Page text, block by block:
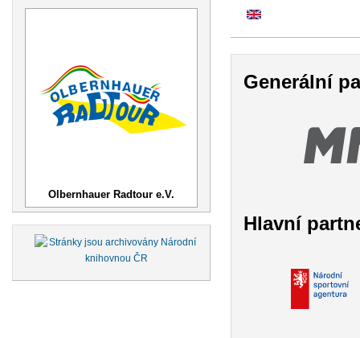
Olbernhauer Radtour e.V.
Generální
Hlavní